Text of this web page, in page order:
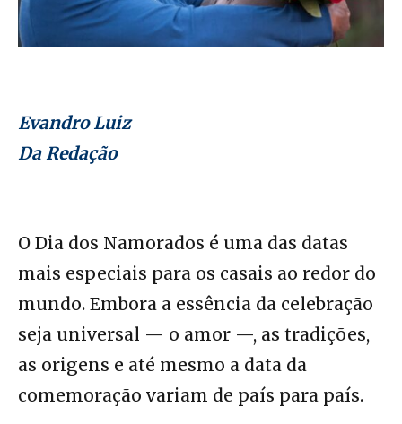
Evandro Luiz
Da Redação
O Dia dos Namorados é uma das datas
mais especiais para os casais ao redor do
mundo. Embora a essência da celebração
seja universal — o amor —, as tradições,
as origens e até mesmo a data da
comemoração variam de país para país.